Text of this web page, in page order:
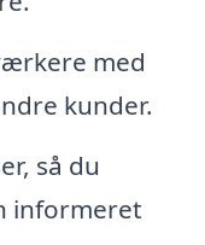
med
kunder.
så du
informeret